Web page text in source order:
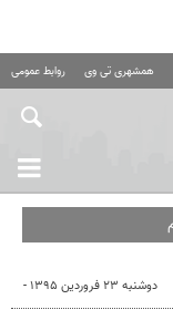
همشهری تی وی روابط عمومی
دوشنبه ۲۳ فروردین ۱۳۹۵ -